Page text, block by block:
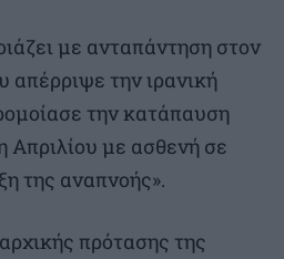
με ανταπάντηση στον
την ιρανική
την κατάπαυση
Απριλίου με ασθενή σε
της αναπνοής».
πρότασης της